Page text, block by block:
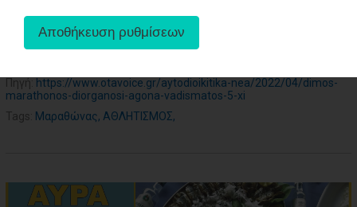
aboutus
Πηγή: https://www.otavoice.gr/aytodioikitika-nea/2022/04/dimos-
marathonos-diorganosi-agona-vadismatos-5-xi
Tags: Μαραθώνας, ΑΘΛΗΤΙΣΜΟΣ,